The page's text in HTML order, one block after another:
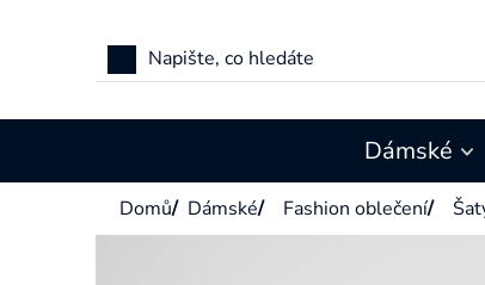
Dámské
Domů/ Dámské/ Fashion oblečení/